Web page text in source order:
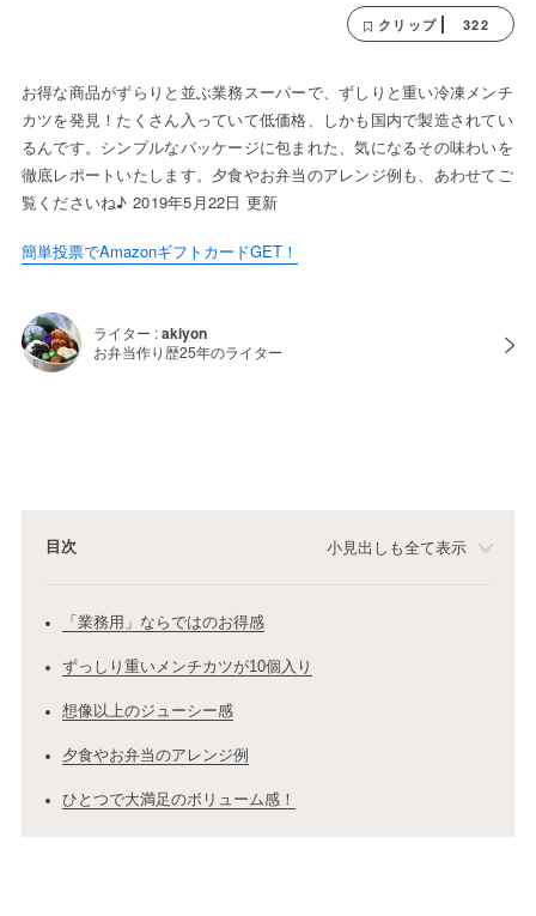
クリップ 322
お得な商品がずらりと並ぶ業務スーパーで、ずしりと重い冷凍メンチ
カツを発見！たくさん入っていて低価格、しかも国内で製造されてい
るんです。シンプルなパッケージに包まれた、気になるその味わいを
徹底レポートいたします。夕食やお弁当のアレンジ例も、あわせてご
覧くださいね♪ 2019年5月22日 更新
簡単投票でAmazonギフトカードGET！
ライター :akiyon
お弁当作り歴25年のライター
目次 小見出しも全て表示
「業務用」ならではのお得感
ずっしり重いメンチカツが10個入り
想像以上のジューシー感
夕食やお弁当のアレンジ例
ひとつで大満足のボリューム感！